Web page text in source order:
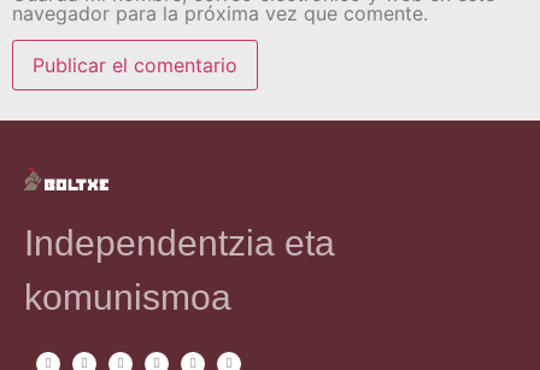
navegador para la próxima vez que comente.
Independentzia eta
komunismoa